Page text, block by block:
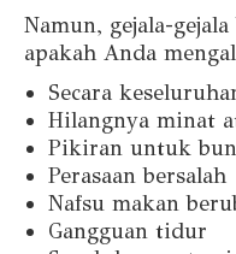
Namun, gejala-
apakah Anda
Secara
Hilangnya minat
Pikiran untuk
Perasaan bersalah
Nafsu makan
Gangguan tidur